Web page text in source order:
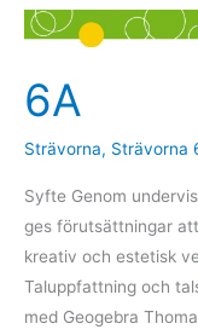
6A
Strävorna, Strävorna
Syfte Genom
ges förutsättningar
kreativ och estetisk
Taluppfattning och
med Geogebra
6A